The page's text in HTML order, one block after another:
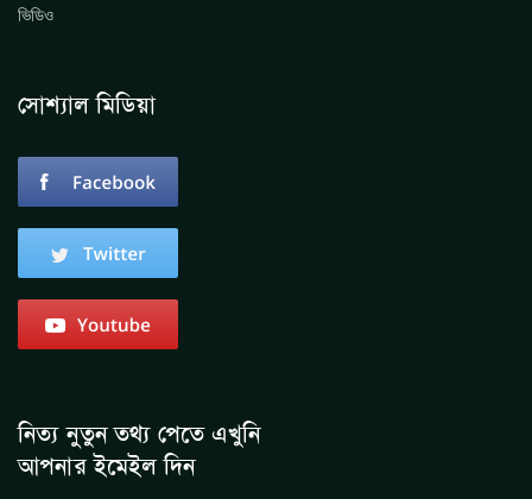
ভিডিও
সোশ্যাল মিডিয়া
নিত্য নুতুন তথ্য পেতে এখুনি
আপনার ইমেইল দিন